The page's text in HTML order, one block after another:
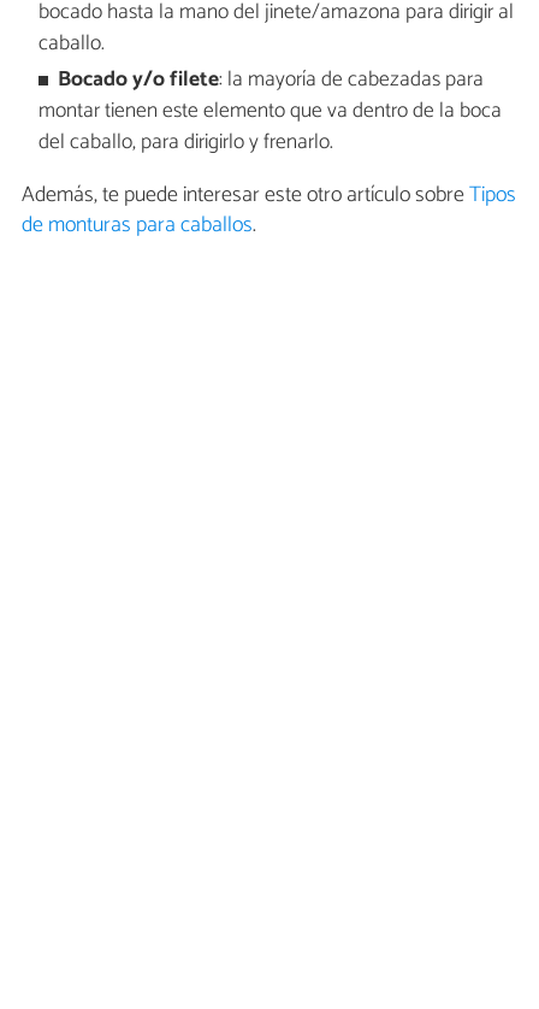
bocado hasta la mano del jinete/amazona para dirigir al
caballo.
Bocado y/o filete: la mayoría de cabezadas para
montar tienen este elemento que va dentro de la boca
del caballo, para dirigirlo y frenarlo.
Además, te puede interesar este otro artículo sobreTipos
de monturas para caballos.